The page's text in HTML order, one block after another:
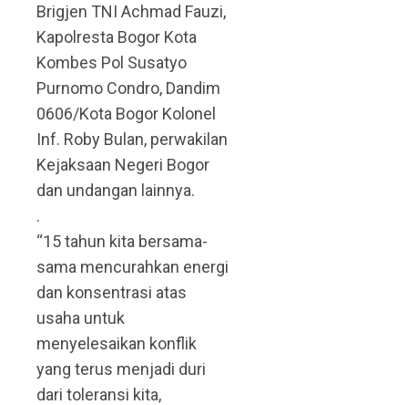
Brigjen TNI Achmad Fauzi,
Kapolresta Bogor Kota
Kombes Pol Susatyo
Purnomo Condro, Dandim
0606/Kota Bogor Kolonel
Inf. Roby Bulan, perwakilan
Kejaksaan Negeri Bogor
dan undangan lainnya.
.
“15 tahun kita bersama-
sama mencurahkan energi
dan konsentrasi atas
usaha untuk
menyelesaikan konflik
yang terus menjadi duri
dari toleransi kita,